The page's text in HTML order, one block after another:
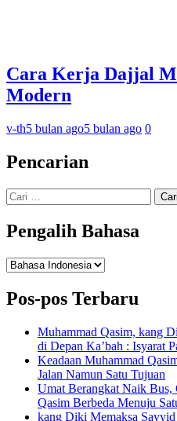
Cara Kerja Dajjal
Modern
v-th5 bulan ago5 bulan ago 0
Pencarian
Cari
untuk:
Pengalih Bahasa
Pengalih
Pos-pos Terbaru
Muhammad Qasim, kang
di Depan Ka’bah : Isyarat
Keadaan Muhammad
Jalan Namun Satu Tujuan
Umat Berangkat Naik Bus,
Qasim Berbeda Menuju
kang Diki Memaksa